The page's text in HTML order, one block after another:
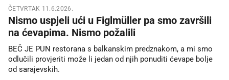
ČETVRTAK 11.6.2026.
Nismo uspjeli ući u Figlmüller pa smo završili
na ćevapima. Nismo požalili
BEČ JE PUN restorana s balkanskim predznakom, a mi smo
odlučili provjeriti može li jedan od njih ponuditi ćevape bolje
od sarajevskih.